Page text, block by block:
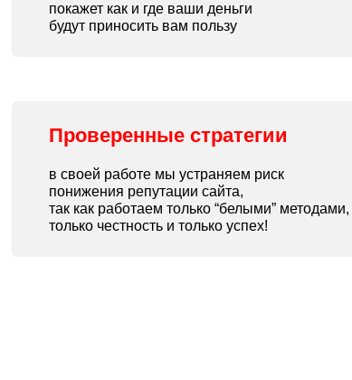
покажет как и где ваши деньги
будут приносить вам пользу
Проверенныестратегии
в своей работе мы устраняем риск
понижения репутации сайта,
так как работаем только “белыми” методами,
только честность и только успех!